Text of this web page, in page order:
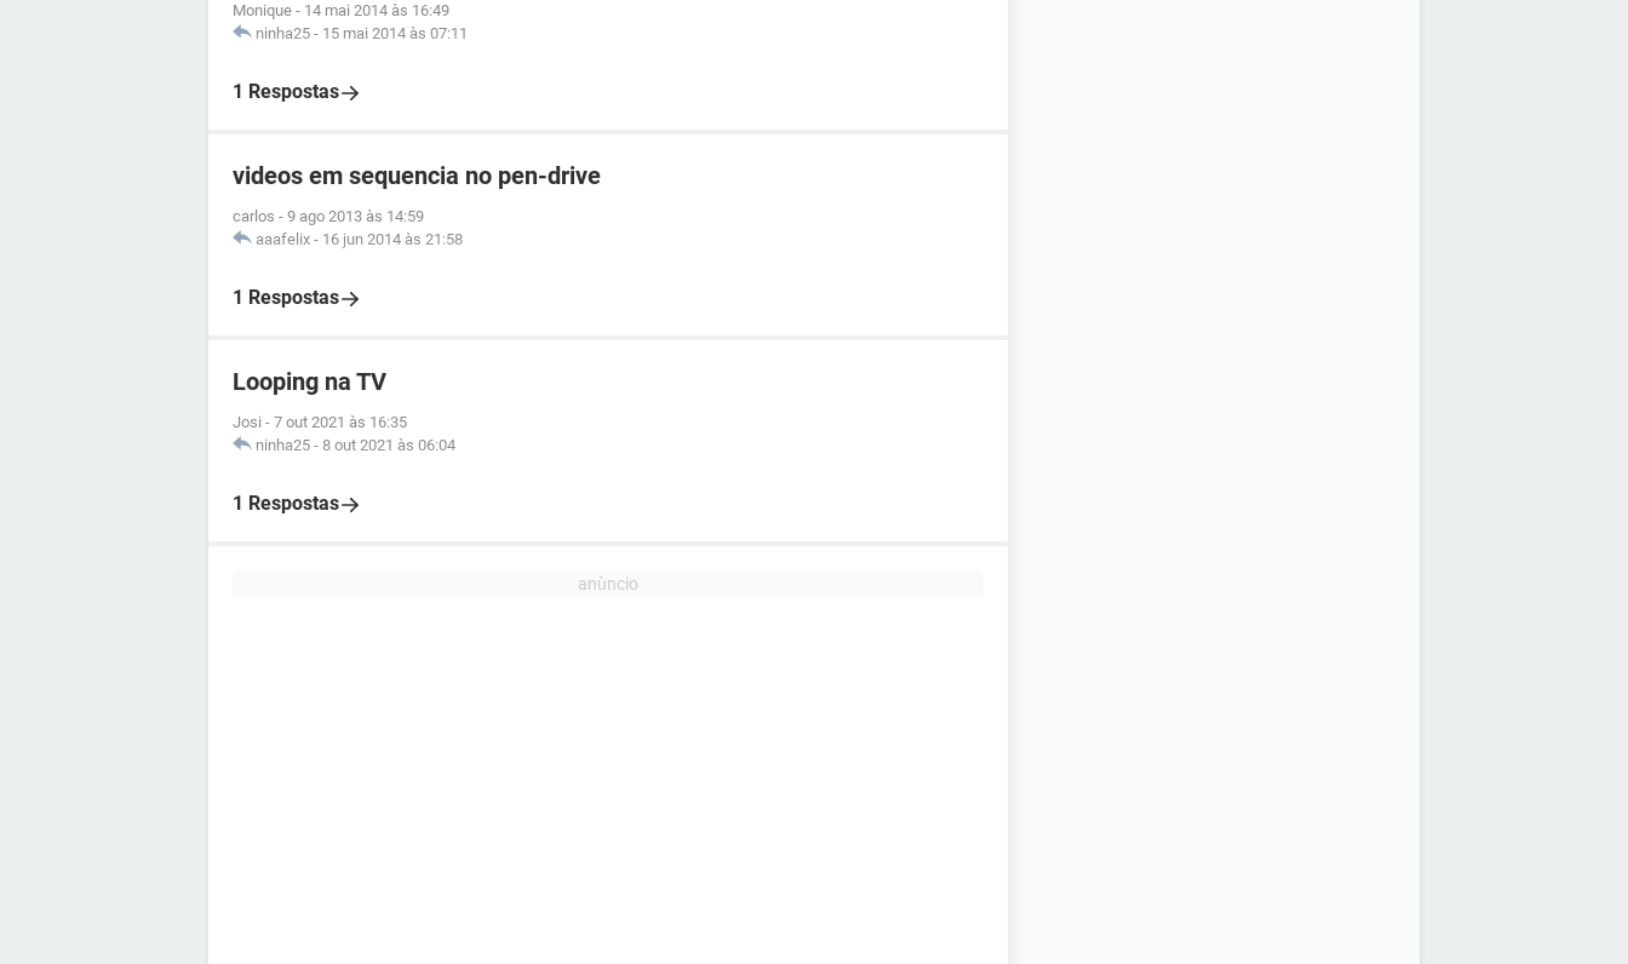
Monique - 14 mai 2014 às 16:49
ninha25 - 15 mai 2014 às 07:11
1 Respostas
videos em sequencia no pen-drive
carlos - 9 ago 2013 às 14:59
aaafelix - 16 jun 2014 às 21:58
1 Respostas
Looping na TV
Josi - 7 out 2021 às 16:35
ninha25 - 8 out 2021 às 06:04
1 Respostas